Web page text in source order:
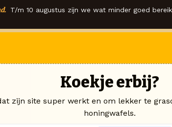
T/m 10 augustus zijn we wat minder goed
Koekje erbij?
zijn site super werkt en om lekker te
honingwafels.